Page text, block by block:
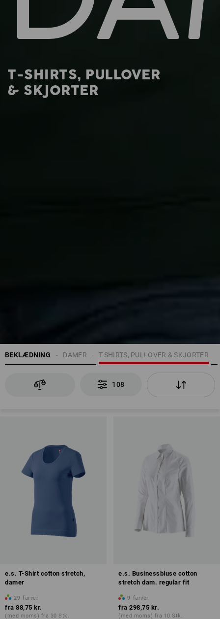
T-SHIRTS, PULLOVER
& SKJORTER
BEKLÆDNING T-SHIRTS, PULLOVER & SKJORTER
DAMER
108
e.s. T-Shirt cotton stretch,
damer
29 farver
fra 88,75 kr.
(med moms) fra 30 Stk.
e.s. Businessbluse cotton
stretch dam. regular fit
9 farver
fra 298,75 kr.
(med moms) fra 10 Stk.